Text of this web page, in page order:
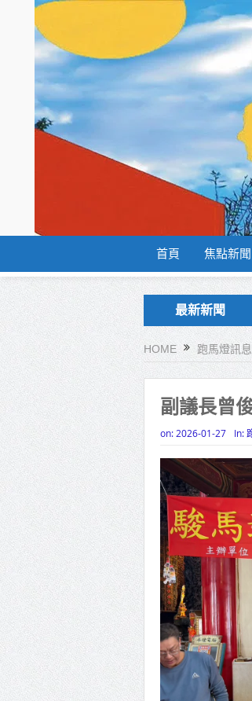
首頁 焦點新聞
最新新聞
HOME 跑馬燈訊息
副議長曾
on: 2026-01-27 In: